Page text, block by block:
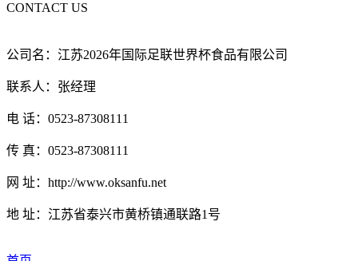
CONTACT US
公司名：江苏2026年国际足联世界杯食品有限公司
联系人：张经理
电 话：0523-87308111
传 真：0523-87308111
网 址：http://www.oksanfu.net
地 址：江苏省泰兴市黄桥镇通联路1号